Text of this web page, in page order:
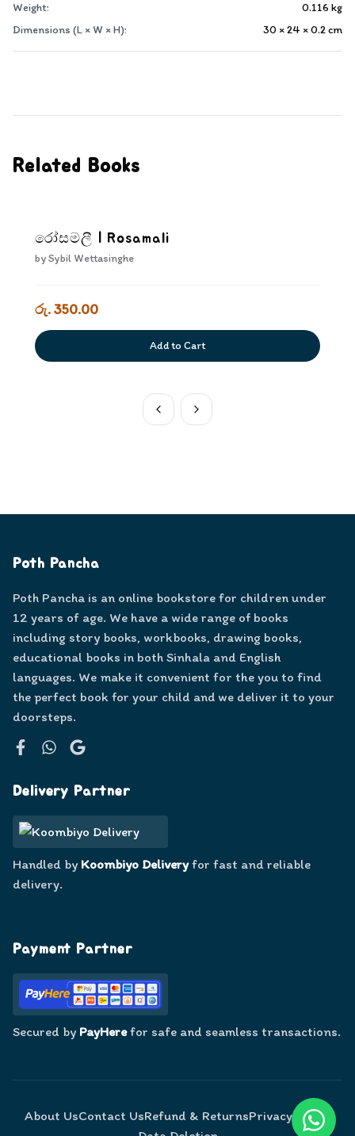
Weight:
0.116 kg
Dimensions (L × W × H):
30 × 24 × 0.2cm
Related Books
රෝසමලී | Rosamali
bySybil Wettasinghe
රු. 350.00
Add to Cart
Poth Pancha
Poth Pancha is an online bookstore for children under
12 years of age. We have a wide range of books
including story books, workbooks, drawing books,
educational books in both Sinhala and English
languages. We make it convenient for the you to find
the perfect book for your child and we deliver it to your
doorsteps.
Delivery Partner
Handled by Koombiyo Deliveryfor fast and reliable
delivery.
Payment Partner
Secured by PayHerefor safe and seamless transactions.
About UsContact UsRefund & ReturnsPrivacy Policy